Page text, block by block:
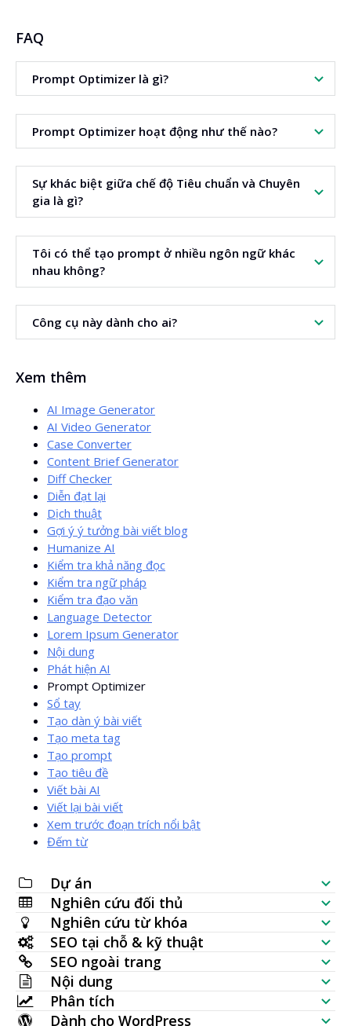
FAQ
Prompt Optimizer là gì?
Đây là công cụ giúp biến hướng dẫn đơn giản thành prompt
hoàn chỉnh hơn cho trí tuệ nhân tạo.
Prompt Optimizer hoạt động như thế nào?
Bạn nhập nhiệm vụ, chọn phong cách prompt và ngôn ngữ
đầu ra. Công cụ sẽ tạo phiên bản prompt đã được tối ưu.
Sự khác biệt giữa chế độ Tiêu chuẩn và Chuyên
gia là gì?
Chế độ Tiêu chuẩn phù hợp cho nhiệm vụ đơn giản. Chế độ
Chuyên gia dành cho prompt phức tạp hơn.
Tôi có thể tạo prompt ở nhiều ngôn ngữ khác
nhau không?
Có. Công cụ cho phép thiết lập ngôn ngữ đầu ra và hỗ trợ
hơn 200 ngôn ngữ.
Công cụ này dành cho ai?
copywriter, chủ website và người sáng tạo nội dung.
Xem thêm
AI Image Generator
AI Video Generator
Case Converter
Content Brief Generator
Diff Checker
Diễn đạt lại
Dịch thuật
Gợi ý ý tưởng bài viết blog
Humanize AI
Kiểm tra khả năng đọc
Kiểm tra ngữ pháp
Kiểm tra đạo văn
Language Detector
Lorem Ipsum Generator
Nội dung
Phát hiện AI
Prompt Optimizer
Sổ tay
Tạo dàn ý bài viết
Tạo meta tag
Tạo prompt
Tạo tiêu đề
Viết bài AI
Viết lại bài viết
Xem trước đoạn trích nổi bật
Đếm từ
Dự án
Danh sách kiểm SEO
Nghiên cứu đối thủ
Kiểm tra khả năng hiển thị website
Phân tích SERP
Nghiên cứu từ khóa
Tạo từ khóa
Kiểm tra lưu lượng tìm kiếm hàng loạt
Ý tưởng từ khóa (dữ liệu trực tiếp)
SEO tại chỗ & kỹ thuật
Kiểm tra SEO
Vị trí từ khóa
SEO ngoài trang
Kiểm tra backlink
Trang được liên kết nhiều nhất
Nội dung
Tạo bài viết bằng AI
Phân tích
Dành cho WordPress